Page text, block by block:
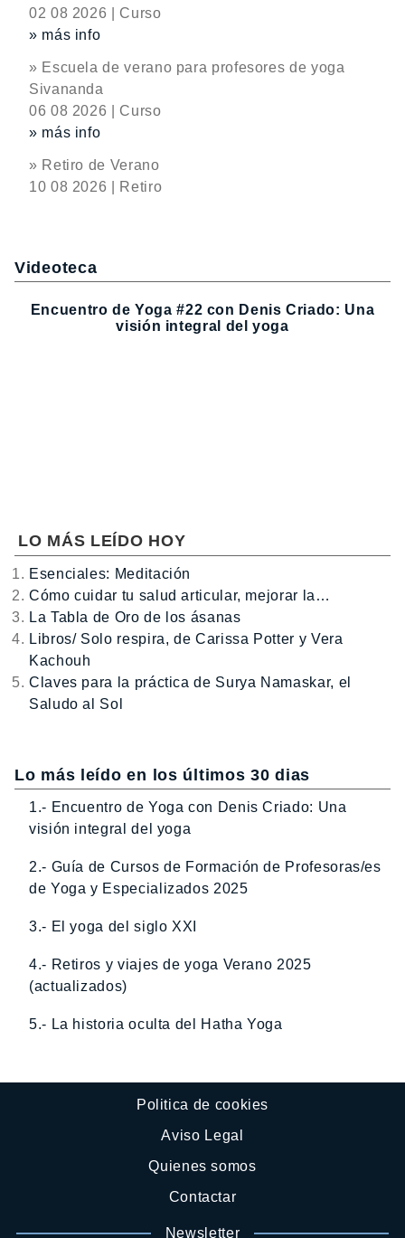
02 08 2026 | Curso
» más info
» Escuela de verano para profesores de yoga
Sivananda
06 08 2026 | Curso
» más info
» Retiro de Verano
10 08 2026 | Retiro
Videoteca
Encuentro de Yoga #22 con Denis Criado: Una
visión integral del yoga
LO MÁS LEÍDO HOY
Esenciales: Meditación
Cómo cuidar tu salud articular, mejorar la…
La Tabla de Oro de los ásanas
Libros/ Solo respira, de Carissa Potter y Vera
Kachouh
Claves para la práctica de Surya Namaskar, el
Saludo al Sol
Lo más leído en los últimos 30 dias
1.- Encuentro de Yoga con Denis Criado: Una
visión integral del yoga
2.- Guía de Cursos de Formación de Profesoras/es
de Yoga y Especializados 2025
3.- El yoga del siglo XXI
4.- Retiros y viajes de yoga Verano 2025
(actualizados)
5.- La historia oculta del Hatha Yoga
Politica de cookies
Aviso Legal
Quienes somos
Contactar
Newsletter